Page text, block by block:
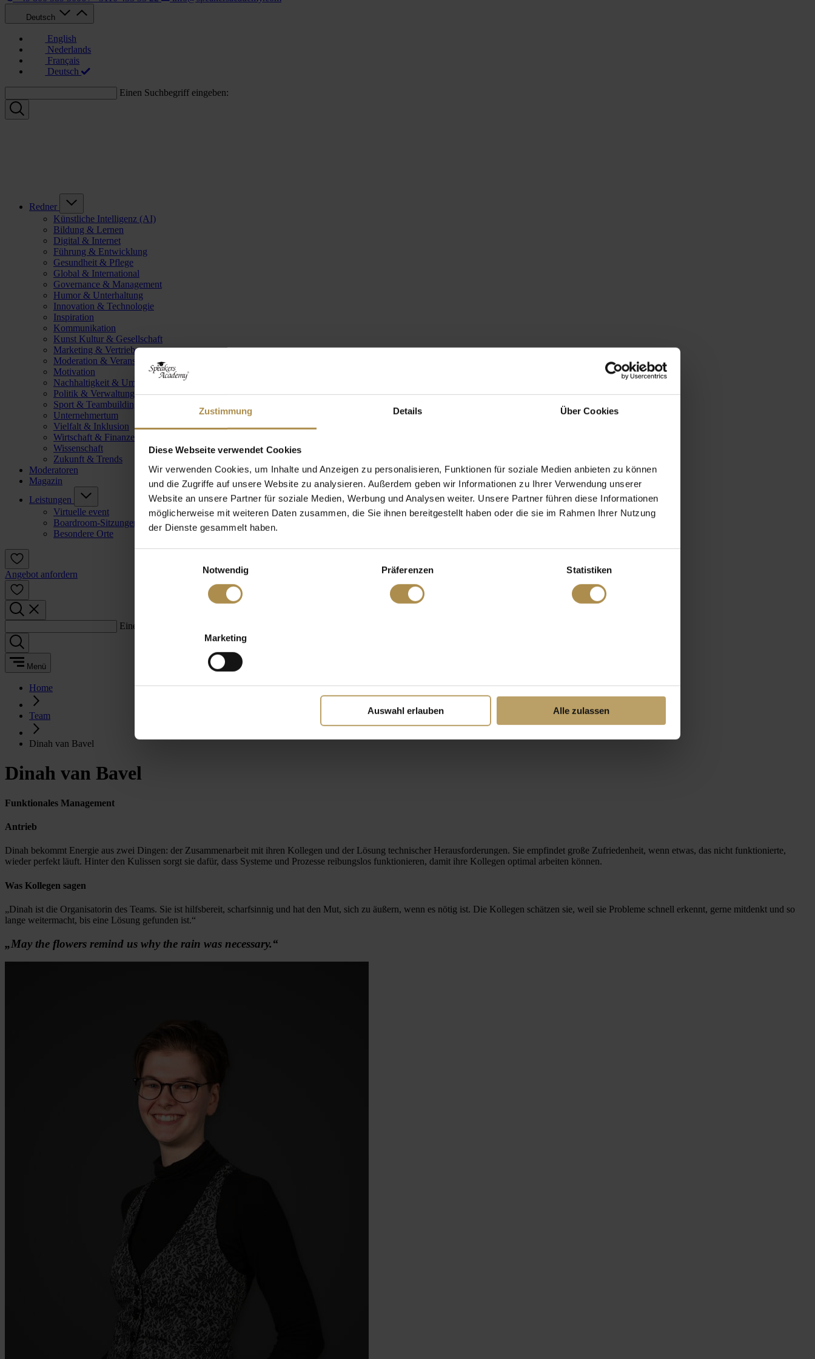
Zustimmung Details Über Cookies
Diese Webseite verwendet Cookies
Wir verwenden Cookies, um Inhalte und Anzeigen zu personalisieren, Funktionen für soziale Medien anbieten zu können
und die Zugriffe auf unsere Website zu analysieren. Außerdem geben wir Informationen zu Ihrer Verwendung unserer
Website an unsere Partner für soziale Medien, Werbung und Analysen weiter. Unsere Partner führen diese Informationen
möglicherweise mit weiteren Daten zusammen, die Sie ihnen bereitgestellt haben oder die sie im Rahmen Ihrer Nutzung
der Dienste gesammelt haben.
Notwendig
Präferenzen Statistiken
Marketing
Auswahl erlauben Alle zulassen
Deutsch
English
Nederlands
Français
Deutsch
Einen Suchbegriff eingeben:
Redner
Künstliche Intelligenz (AI)
Bildung & Lernen
Digital & Internet
Führung & Entwicklung
Gesundheit & Pflege
Global & International
Governance & Management
Humor & Unterhaltung
Innovation & Technologie
Inspiration
Kommunikation
Kunst Kultur & Gesellschaft
Marketing & Vertrieb
Moderation & Veranstaltungsleitung
Motivation
Nachhaltigkeit & Umwelt
Politik & Verwaltung
Sport & Teambuilding
Unternehmertum
Vielfalt & Inklusion
Wirtschaft & Finanzen
Wissenschaft
Zukunft & Trends
Moderatoren
Magazin
Leistungen
Virtuelle event
Boardroom-Sitzungen
Besondere Orte
Angebot anfordern
Einen Suchbegriff eingeben:
Menü
Home
Team
Dinah van Bavel
Dinah van Bavel
Funktionales Management
Antrieb
Dinah bekommt Energie aus zwei Dingen: der Zusammenarbeit mit ihren Kollegen und der Lösung technischer Herausforderungen. Sie empfindet große Zufriedenheit, wenn etwas, das nicht funktionierte,
wieder perfekt läuft. Hinter den Kulissen sorgt sie dafür, dass Systeme und Prozesse reibungslos funktionieren, damit ihre Kollegen optimal arbeiten können.
Was Kollegen sagen
„Dinah ist die Organisatorin des Teams. Sie ist hilfsbereit, scharfsinnig und hat den Mut, sich zu äußern, wenn es nötig ist. Die Kollegen schätzen sie, weil sie Probleme schnell erkennt, gerne mitdenkt und so
lange weitermacht, bis eine Lösung gefunden ist.“
„May the flowers remind us why the rain was necessary.“